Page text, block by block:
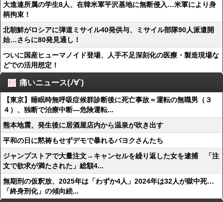
大進連所属の学生8人、在韓米軍平沢基地に無断侵入…米軍により身
柄拘束！
北朝鮮がロシアに弾道ミサイル40発供与、ミサイル部隊90人派遣開
始…さらに80発見通し！
ついに国産ヒューマノイド登場、人手不足深刻化の医療・製造現場な
どでの活用想定！
痛いニュース(ﾉ∀`)
【東京】睡眠時無呼吸症候群診断後に死亡事故＝運転の無職男（３
４）、独断で治療中断―危険運転...
熊本地震、発生後に居酒屋店内から温泉が吹き出す
平和の日に黙祷もせずデモで暴れるパヨクさんたち
ジャンプストアで大量注文→キャンセルを繰り返した女を逮捕 「注
文で欲求が満たされた」総額4...
無期刑の仮釈放、2025年は「わずか4人」2024年は32人が獄中死…
「終身刑化」の傾向続...